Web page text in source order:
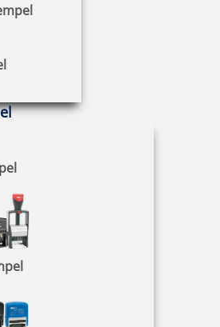
13,57 €
mit Abdruck: Be You